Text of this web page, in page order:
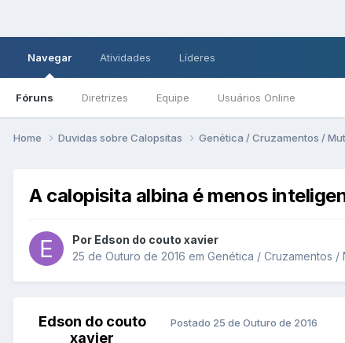
Navegar
Fóruns Diretrizes Equipe Usuários Online
Atividades Líderes
Home Duvidas sobre Calopsitas Genética / Cruzamentos /
A calopisita albina é menos
Por Edson do couto xavier
25 de Outuro de 2016 em Genética / Cruzamentos /
Edson do couto
xavier
Postado 25 de Outuro de 2016